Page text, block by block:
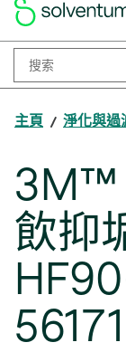
主頁 淨化與過
3M™
飲抑